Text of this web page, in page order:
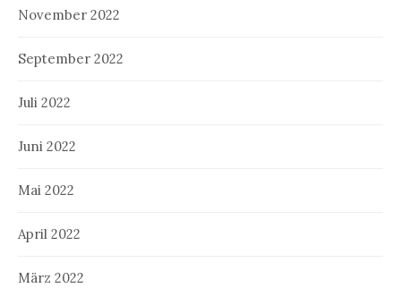
November 2022
September 2022
Juli 2022
Juni 2022
Mai 2022
April 2022
März 2022